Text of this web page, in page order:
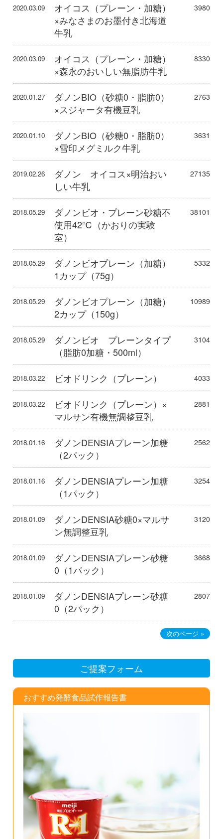
2020.03.09
オイコス（プレーン・加糖）
×みなさまのお墨付き北海道
牛乳
3980
2020.03.09
オイコス（プレーン・加糖）
×森永のおいしい無脂肪牛乳
8330
2020.01.27
ダノンBIO（砂糖0・脂肪0）
×スジャータ有機豆乳
2763
2020.01.10
ダノンBIO（砂糖0・脂肪0）
×雪印メグミルク牛乳
3631
2019.02.26
ダノン オイコス×明治おい
しい牛乳
27135
2018.05.29
ダノンビオ・プレーン砂糖不
使用42℃（かおりの実験
室）
38101
2018.05.29
ダノンビオプレーン（加糖）
1カップ（75g）
5332
2018.05.29
ダノンビオプレーン（加糖）
2カップ（150g）
10989
2018.05.29
ダノンビオ プレーンタイプ
（脂肪0加糖・500ml）
3104
2018.03.22 ビオドリンク（プレーン） 4033
2018.03.22
ビオドリンク（プレーン）×
マルサン有機無調整豆乳
2881
2018.01.16
ダノンDENSIAプレーン加糖
（2パック）
2562
2018.01.16
ダノンDENSIAプレーン加糖
（1パック）
3254
2018.01.09
ダノンDENSIA砂糖0×マルサ
ン無調整豆乳
3120
2018.01.09
ダノンDENSIAプレーン砂糖
0（1パック）
3668
2018.01.09
ダノンDENSIAプレーン砂糖
0（2パック）
2807
次のページ »
ご提案フォーム
おすすめ発酵食品試作報告書